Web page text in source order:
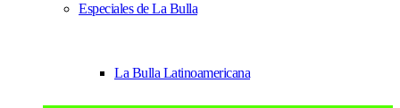
Especiales de La Bulla
La Bulla Latinoamericana